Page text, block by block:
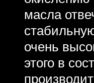
масла
очень
этого в